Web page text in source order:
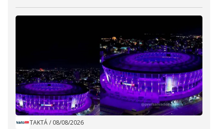
TAKTÁ/ 08/08/2026